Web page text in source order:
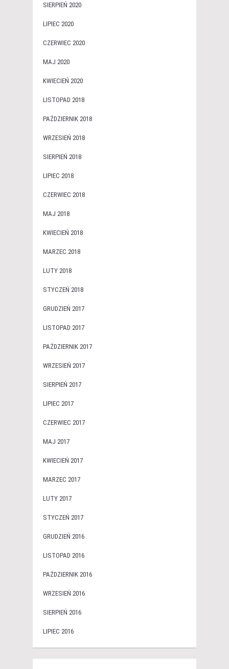
SIERPIEŃ 2020
LIPIEC 2020
CZERWIEC 2020
MAJ 2020
KWIECIEŃ 2020
LISTOPAD 2018
PAŹDZIERNIK 2018
WRZESIEŃ 2018
SIERPIEŃ 2018
LIPIEC 2018
CZERWIEC 2018
MAJ 2018
KWIECIEŃ 2018
MARZEC 2018
LUTY 2018
STYCZEŃ 2018
GRUDZIEŃ 2017
LISTOPAD 2017
PAŹDZIERNIK 2017
WRZESIEŃ 2017
SIERPIEŃ 2017
LIPIEC 2017
CZERWIEC 2017
MAJ 2017
KWIECIEŃ 2017
MARZEC 2017
LUTY 2017
STYCZEŃ 2017
GRUDZIEŃ 2016
LISTOPAD 2016
PAŹDZIERNIK 2016
WRZESIEŃ 2016
SIERPIEŃ 2016
LIPIEC 2016